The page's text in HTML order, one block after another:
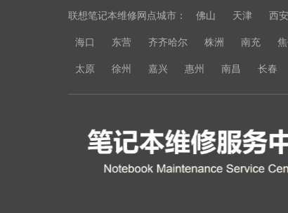
联想笔记本维修网点城市： 佛山 天津 西安
海口 东营 齐齐哈尔 株洲 南充
太原 徐州 嘉兴 惠州 南昌 长春